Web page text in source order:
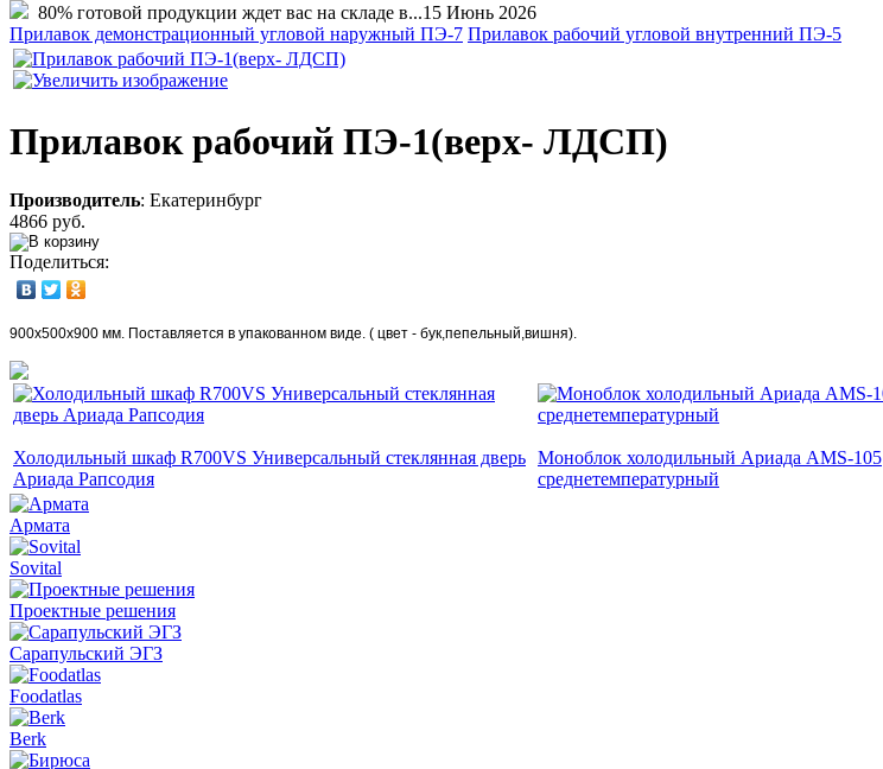
80% готовой продукции ждет вас на складе в...15 Июнь 2026
Прилавок демонстрационный угловой наружный ПЭ-7 Прилавок рабочий угловой внутренний ПЭ-5
Прилавок рабочий ПЭ-1(верх- ЛДСП)
Производитель: Екатеринбург
4866 руб.
Поделиться:
900х500х900 мм. Поставляется в упакованном виде. ( цвет - бук,пепельный,вишня).
Холодильный шкаф R700VS Универсальный стеклянная дверь
Ариада Рапсодия
Моноблок холодильный Ариада AMS-105
среднетемпературный
Армата
Sovital
Проектные решения
Сарапульский ЭГЗ
Foodatlas
Berk